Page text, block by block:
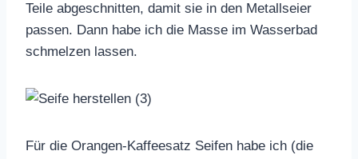
Teile abgeschnitten, damit sie in den Metallseier
passen. Dann habe ich die Masse im Wasserbad
schmelzen lassen.
Für die Orangen-Kaffeesatz Seifen habe ich (die